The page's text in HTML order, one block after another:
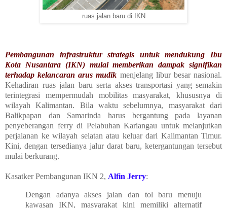
ruas jalan baru di IKN
Pembangunan infrastruktur strategis untuk mendukung Ibu
Kota Nusantara (IKN) mulai memberikan dampak signifikan
terhadap kelancaran arus mudik menjelang libur besar nasional.
Kehadiran ruas jalan baru serta akses transportasi yang semakin
terintegrasi mempermudah mobilitas masyarakat, khususnya di
wilayah Kalimantan. Bila waktu sebelumnya, masyarakat dari
Balikpapan dan Samarinda harus bergantung pada layanan
penyeberangan ferry di Pelabuhan Kariangau untuk melanjutkan
perjalanan ke wilayah selatan atau keluar dari Kalimantan Timur.
Kini, dengan tersedianya jalur darat baru, ketergantungan tersebut
mulai berkurang.
Kasatker Pembangunan IKN 2, Alfin Jerry:
Dengan adanya akses jalan dan tol baru menuju
kawasan IKN, masyarakat kini memiliki alternatif